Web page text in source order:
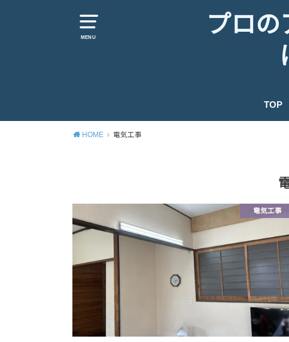
MENU
プロの
TOP
HOME 電気工事
電気工事